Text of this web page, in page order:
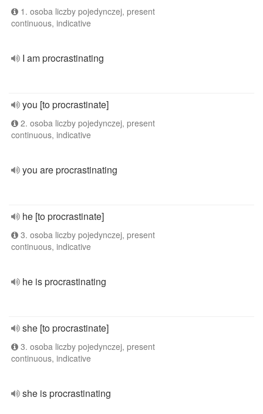
1. osoba liczby pojedynczej, present
continuous, indicative
I am procrastinating
you [to procrastinate]
2. osoba liczby pojedynczej, present
continuous, indicative
you are procrastinating
he [to procrastinate]
3. osoba liczby pojedynczej, present
continuous, indicative
he is procrastinating
she [to procrastinate]
3. osoba liczby pojedynczej, present
continuous, indicative
she is procrastinating